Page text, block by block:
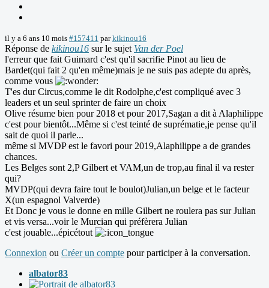
il y a 6 ans 10 mois #157411 parkikinou16
Réponse de kikinou16 sur le sujet Van der Poel
l'erreur que fait Guimard c'est qu'il sacrifie Pinot au lieu de
Bardet(qui fait 2 qu'en même)mais je ne suis pas adepte du après,
comme vous
T'es dur Circus,comme le dit Rodolphe,c'est compliqué avec 3
leaders et un seul sprinter de faire un choix
Olive résume bien pour 2018 et pour 2017,Sagan a dit à Alaphilippe
c'est pour bientôt...Même si c'est teinté de suprématie,je pense qu'il
sait de quoi il parle...
même si MVDP est le favori pour 2019,Alaphilippe a de grandes
chances.
Les Belges sont 2,P Gilbert et VAM,un de trop,au final il va rester
qui?
MVDP(qui devra faire tout le boulot)Julian,un belge et le facteur
X(un espagnol Valverde)
Et Donc je vous le donne en mille Gilbert ne roulera pas sur Julian
et vis versa...voir le Murcian qui préfèrera Julian
c'est jouable...épicétout
Connexion ou Créer un compte pour participer à la conversation.
albator83